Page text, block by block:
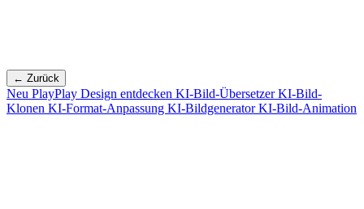
← Zurück
Neu PlayPlay Design entdecken KI-Bild-ÜbersetzerKI-Bild-
Klonen KI-Format-Anpassung KI-BildgeneratorKI-Bild-Animation